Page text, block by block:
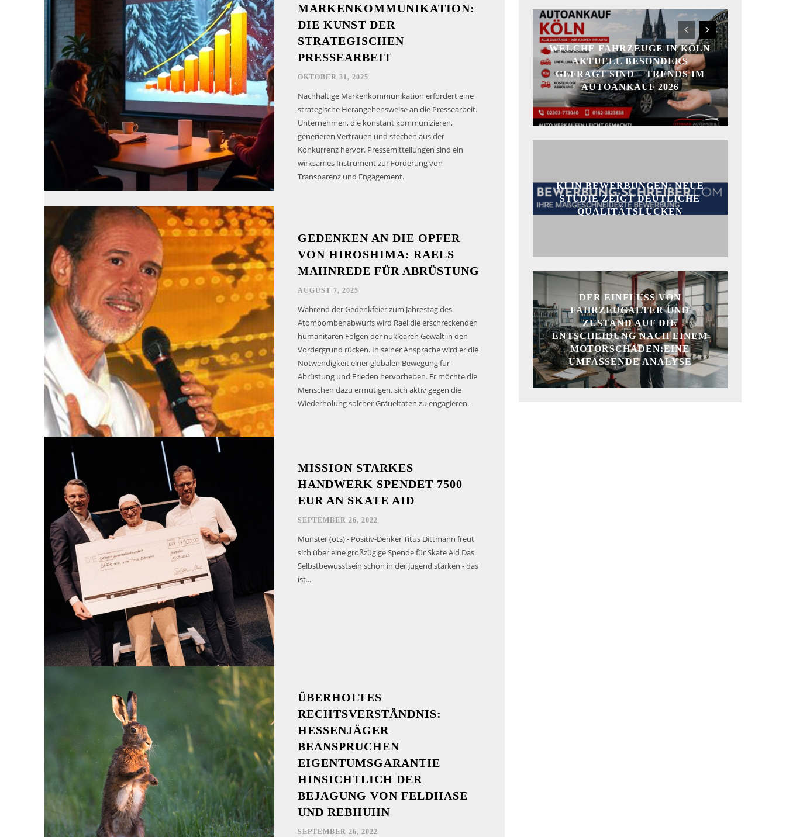
MARKENKOMMUNIKATION:
DIE KUNST DER
STRATEGISCHEN
PRESSEARBEIT
OKTOBER 31, 2025
Nachhaltige Markenkommunikation erfordert eine
strategische Herangehensweise an die Pressearbeit.
Unternehmen, die konstant kommunizieren,
generieren Vertrauen und stechen aus der
Konkurrenz hervor. Pressemitteilungen sind ein
wirksames Instrument zur Förderung von
Transparenz und Engagement.
GEDENKEN AN DIE OPFER
VON HIROSHIMA: RAELS
MAHNREDE FÜR ABRÜSTUNG
AUGUST 7, 2025
Während der Gedenkfeier zum Jahrestag des
Atombombenabwurfs wird Rael die erschreckenden
humanitären Folgen der nuklearen Gewalt in den
Vordergrund rücken. In seiner Ansprache wird er die
Notwendigkeit einer globalen Bewegung für
Abrüstung und Frieden hervorheben. Er möchte die
Menschen dazu ermutigen, sich aktiv gegen die
Wiederholung solcher Gräueltaten zu engagieren.
MISSION STARKES
HANDWERK SPENDET 7500
EUR AN SKATE AID
SEPTEMBER 26, 2022
Münster (ots) - Positiv-Denker Titus Dittmann freut
sich über eine großzügige Spende für Skate Aid Das
Selbstbewusstsein schon in der Jugend stärken - das
ist...
ÜBERHOLTES
RECHTSVERSTÄNDNIS:
HESSENJÄGER
BEANSPRUCHEN
EIGENTUMSGARANTIE
HINSICHTLICH DER
BEJAGUNG VON FELDHASE
UND REBHUHN
SEPTEMBER 26, 2022
WELCHE FAHRZEUGE IN KÖLN
AKTUELL BESONDERS
GEFRAGT SIND – TRENDS IM
AUTOANKAUF 2026
KI IN BEWERBUNGEN: NEUE
STUDIE ZEIGT DEUTLICHE
QUALITÄTSLÜCKEN
DER EINFLUSS VON
FAHRZEUGALTER UND
ZUSTAND AUF DIE
ENTSCHEIDUNG NACH EINEM
MOTORSCHADEN:EINE
UMFASSENDE ANALYSE